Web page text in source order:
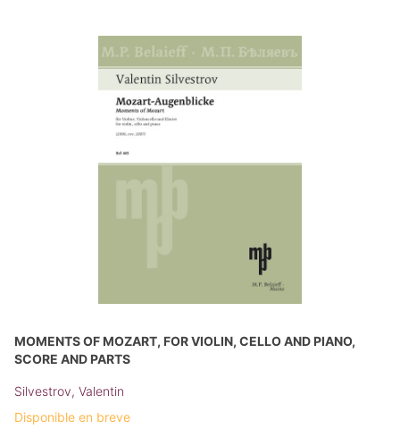
MOMENTS OF MOZART, FOR VIOLIN, CELLO AND PIANO,
SCORE AND PARTS
Silvestrov, Valentin
Disponible en breve